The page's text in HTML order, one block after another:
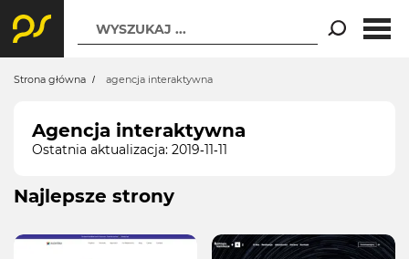
WYSZUKAJ ...
Strona główna agencja interaktywna
Agencja interaktywna
Ostatnia aktualizacja: 2019-11-11
Najlepsze strony